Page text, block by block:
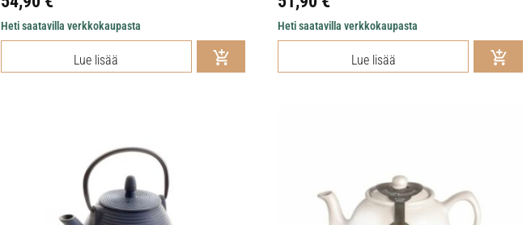
Heti saatavilla verkkokaupasta
Lue lisää
Heti saatavilla verkkokaupasta
Lue lisää